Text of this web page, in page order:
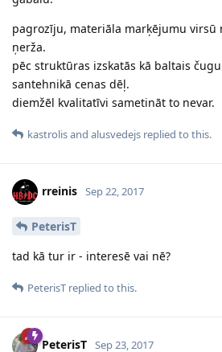
pagrozīju, materiāla marķējumu virsū
ņerža.
pēc struktūras izskatās kā baltais
santehnikā cenas dēļ.
diemžēl kvalitatīvi sametināt to nevar.
kastrolisand alusvedejs replied to this.
rreinis Sep 22, 2017
PeterisT
tad kā tur ir - interesē vai nē?
PeterisT replied to this.
PeterisT Sep 23, 2017